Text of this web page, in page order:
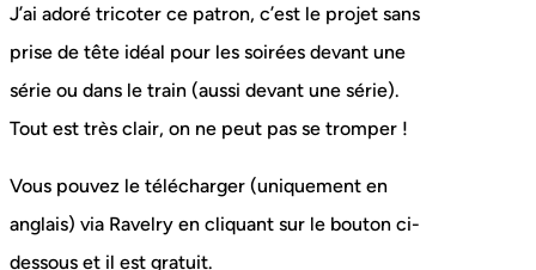
J’ai adoré tricoter ce patron, c’est le projet sans
prise de tête idéal pour les soirées devant une
série ou dans le train (aussi devant une série).
Tout est très clair, on ne peut pas se tromper !
Vous pouvez le télécharger (uniquement en
anglais) via Ravelry en cliquant sur le bouton ci-
dessous et il est gratuit.